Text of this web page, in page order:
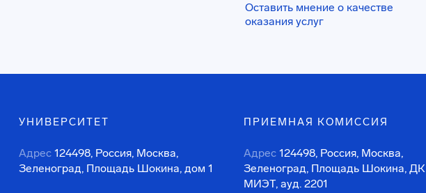
Оставить мнение о качестве
оказания услуг
УНИВЕРСИТЕТ
Адрес 124498, Россия, Москва,
Зеленоград, Площадь Шокина, дом 1
ПРИЕМНАЯ КОМИССИЯ
Адрес 124498, Россия, Москва,
Зеленоград, Площадь Шокина, ДК
МИЭТ, ауд. 2201